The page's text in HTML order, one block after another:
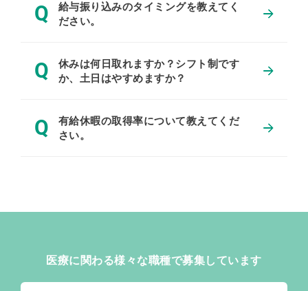
Q
給与振り込みのタイミングを教えてく
ださい。
Q
休みは何日取れますか？シフト制です
か、土日はやすめますか？
Q
有給休暇の取得率について教えてくだ
さい。
医療に関わる様々な職種で募集しています